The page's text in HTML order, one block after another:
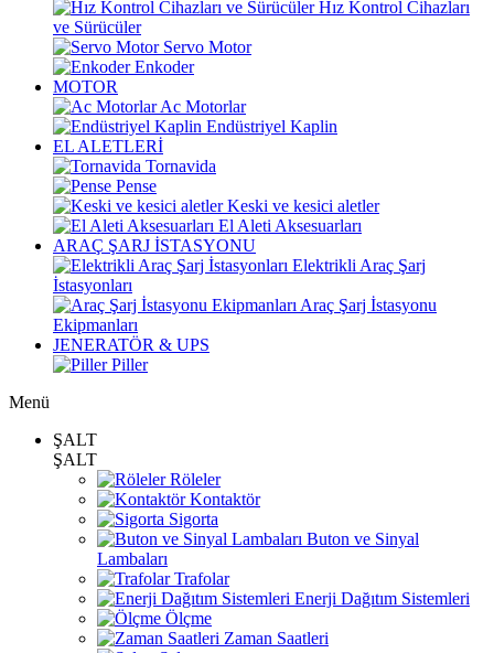
Hız Kontrol Cihazları
ve Sürücüler
Servo Motor
Enkoder
MOTOR
Ac Motorlar
Endüstriyel Kaplin
EL ALETLERİ
Tornavida
Pense
Keski ve kesici aletler
El Aleti Aksesuarları
ARAÇ ŞARJ İSTASYONU
Elektrikli Araç Şarj
İstasyonları
Araç Şarj İstasyonu
Ekipmanları
JENERATÖR & UPS
Piller
Menü
ŞALT
ŞALT
Röleler
Kontaktör
Sigorta
Buton ve Sinyal
Lambaları
Trafolar
Enerji Dağıtım Sistemleri
Ölçme
Zaman Saatleri